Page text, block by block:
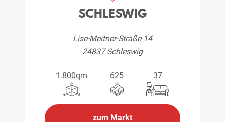
SCHLESWIG
Lise-Meitner-Straße 14
24837 Schleswig
1.800qm 625 37
zum Markt